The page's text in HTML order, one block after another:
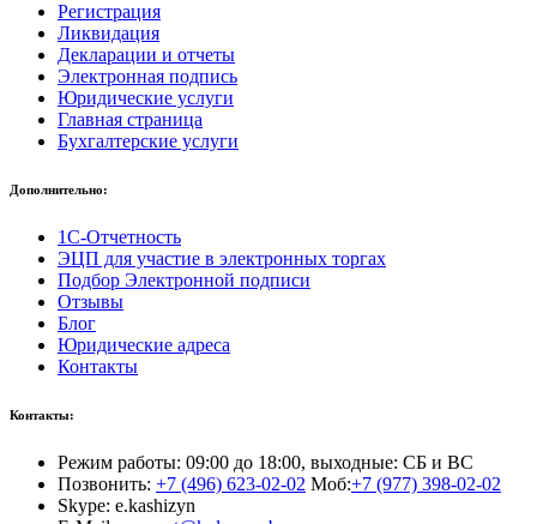
Регистрация
Ликвидация
Декларации и отчеты
Электронная подпись
Юридические услуги
Главная страница
Бухгалтерские услуги
Дополнительно:
1С-Отчетность
ЭЦП для участие в электронных торгах
Подбор Электронной подписи
Отзывы
Блог
Юридические адреса
Контакты
Контакты:
Режим работы: 09:00 до 18:00, выходные: СБ и ВС
Позвонить: +7 (496) 623-02-02 Моб:+7 (977) 398-02-02
Skype: e.kashizyn